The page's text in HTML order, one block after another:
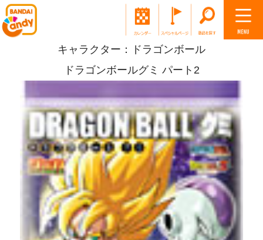
キャラクター：ドラゴンボール
ドラゴンボールグミ パート2